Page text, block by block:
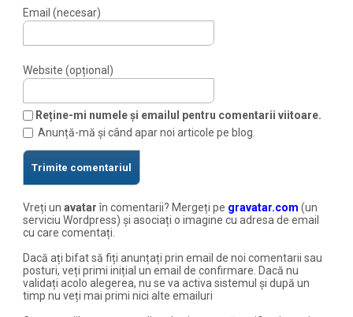
Email (necesar)
Website (opțional)
Reține-mi numele și emailul pentru comentarii viitoare.
Anunță-mă și când apar noi articole pe blog.
Vreți unavatarîn comentarii? Mergeți pe gravatar.com (un
serviciu Wordpress) și asociați o imagine cu adresa de email
cu care comentați.
Dacă ați bifat să fiți anunțați prin email de noi comentarii sau
posturi, veți primi inițial un email de confirmare. Dacă nu
validați acolo alegerea, nu se va activa sistemul și după un
timp nu veți mai primi nici alte emailuri